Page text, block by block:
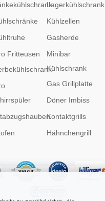
Fritteusen
Lagerkühlschrank
Kühlzellen
Gasherde
Minibar
Kühlschrank
Gas Grillplatte
Döner Imbiss
Kontaktgrills
Hähnchengrill